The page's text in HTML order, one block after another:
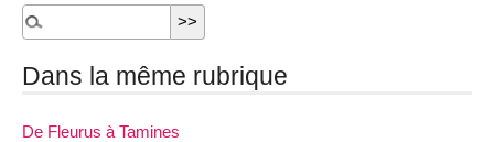
Dans la même rubrique
De Fleurus à Tamines